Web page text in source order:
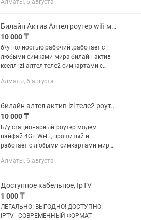
казахтелеком билайн актив кселл izi и
Алматы, 6 августа
Билайн Актив Алтел роутер wifi модем 4G до 150мб.сек
10 000 ₸
б\у полностью рабочий .работает с
любыми симками мира билайн актив
кселл izi алтел теле2 симкартами с
сек, по стандарту 4G+ CPE можно
Алматы, 6 августа
билайн алтел актив izi теле2 роутер модем 4G
10 000 ₸
Б/у стационарный роутер модем
вайфай 4G+ Wi-Fi, прошитый и
работает с любыми симкартами мира -
казахтелеком, раздает интернет через
Алматы, 6 августа
Доступное кабельное, IpTV
1 000 ₸
ЛЕГАЛЬНО! ВЫГОДНО! ДОСТУПНО!
IPTV - СОВРЕМЕННЫЙ ФОРМАТ